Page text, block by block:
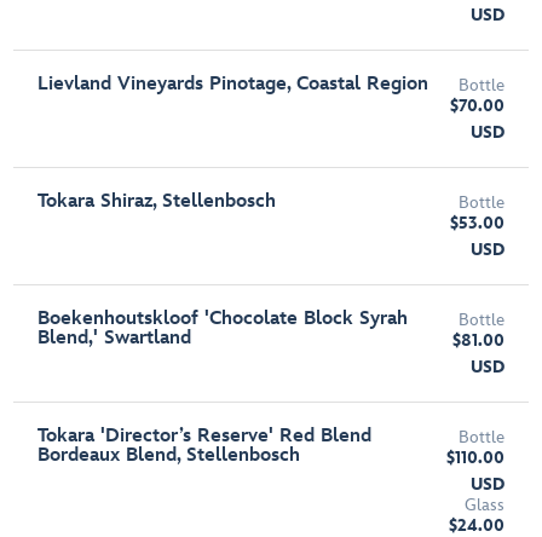
USD
Lievland Vineyards Pinotage, Coastal Region
Bottle
$70.00
USD
Tokara Shiraz, Stellenbosch
Bottle
$53.00
USD
Boekenhoutskloof 'Chocolate Block Syrah
Blend,' Swartland
Bottle
$81.00
USD
Tokara 'Director’s Reserve' Red Blend
Bordeaux Blend, Stellenbosch
Bottle
$110.00
USD
Glass
$24.00